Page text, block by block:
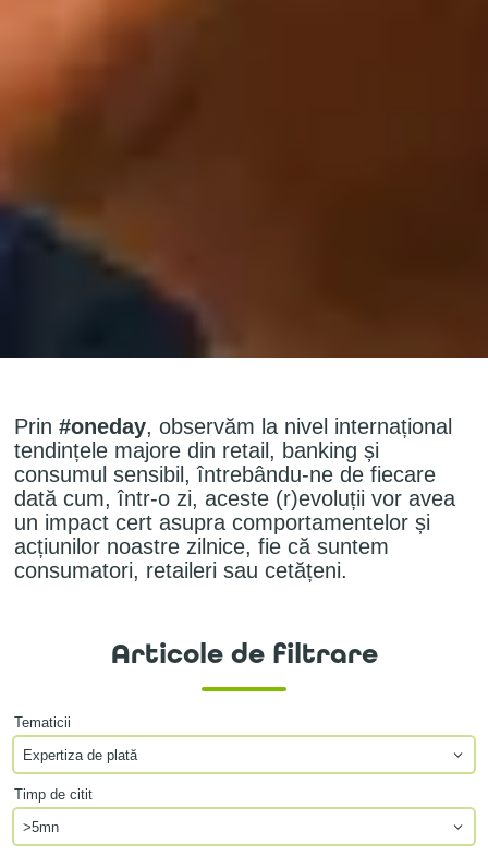
Prin #oneday, observăm la nivel internațional
tendințele majore din retail, banking și
consumul sensibil, întrebându-ne de fiecare
dată cum, într-o zi, aceste (r)evoluții vor avea
un impact cert asupra comportamentelor și
acțiunilor noastre zilnice, fie că suntem
consumatori, retaileri sau cetățeni.
Articole de filtrare
Tematicii
Timp de citit